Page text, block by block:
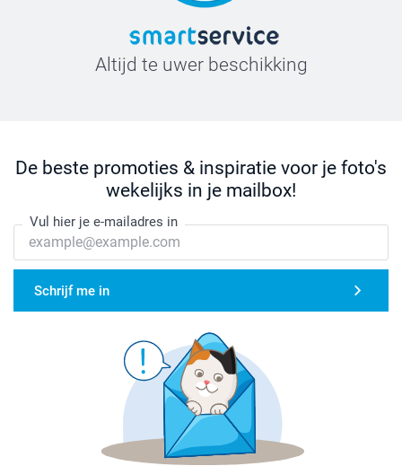
Altijd te uwer beschikking
De beste promoties & inspiratie voor je foto's
wekelijks in je mailbox!
Vul hier je e-mailadres in
Schrijf me in